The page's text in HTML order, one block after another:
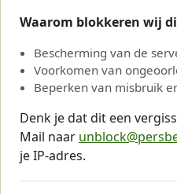
Waarom blokkeren wij
Bescherming van de
Voorkomen van
Beperken van misbruik
Denk je dat dit een
Mail naar
je IP-adres.